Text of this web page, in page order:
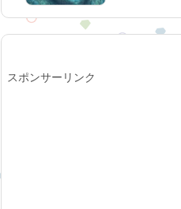
スポンサーリンク